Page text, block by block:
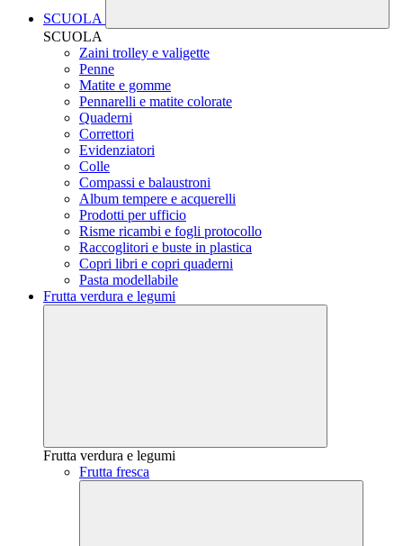
SCUOLA
SCUOLA
Zaini trolley e valigette
Penne
Matite e gomme
Pennarelli e matite colorate
Quaderni
Correttori
Evidenziatori
Colle
Compassi e balaustroni
Album tempere e acquerelli
Prodotti per ufficio
Risme ricambi e fogli protocollo
Raccoglitori e buste in plastica
Copri libri e copri quaderni
Pasta modellabile
Frutta verdura e legumi
Frutta verdura e legumi
Frutta fresca